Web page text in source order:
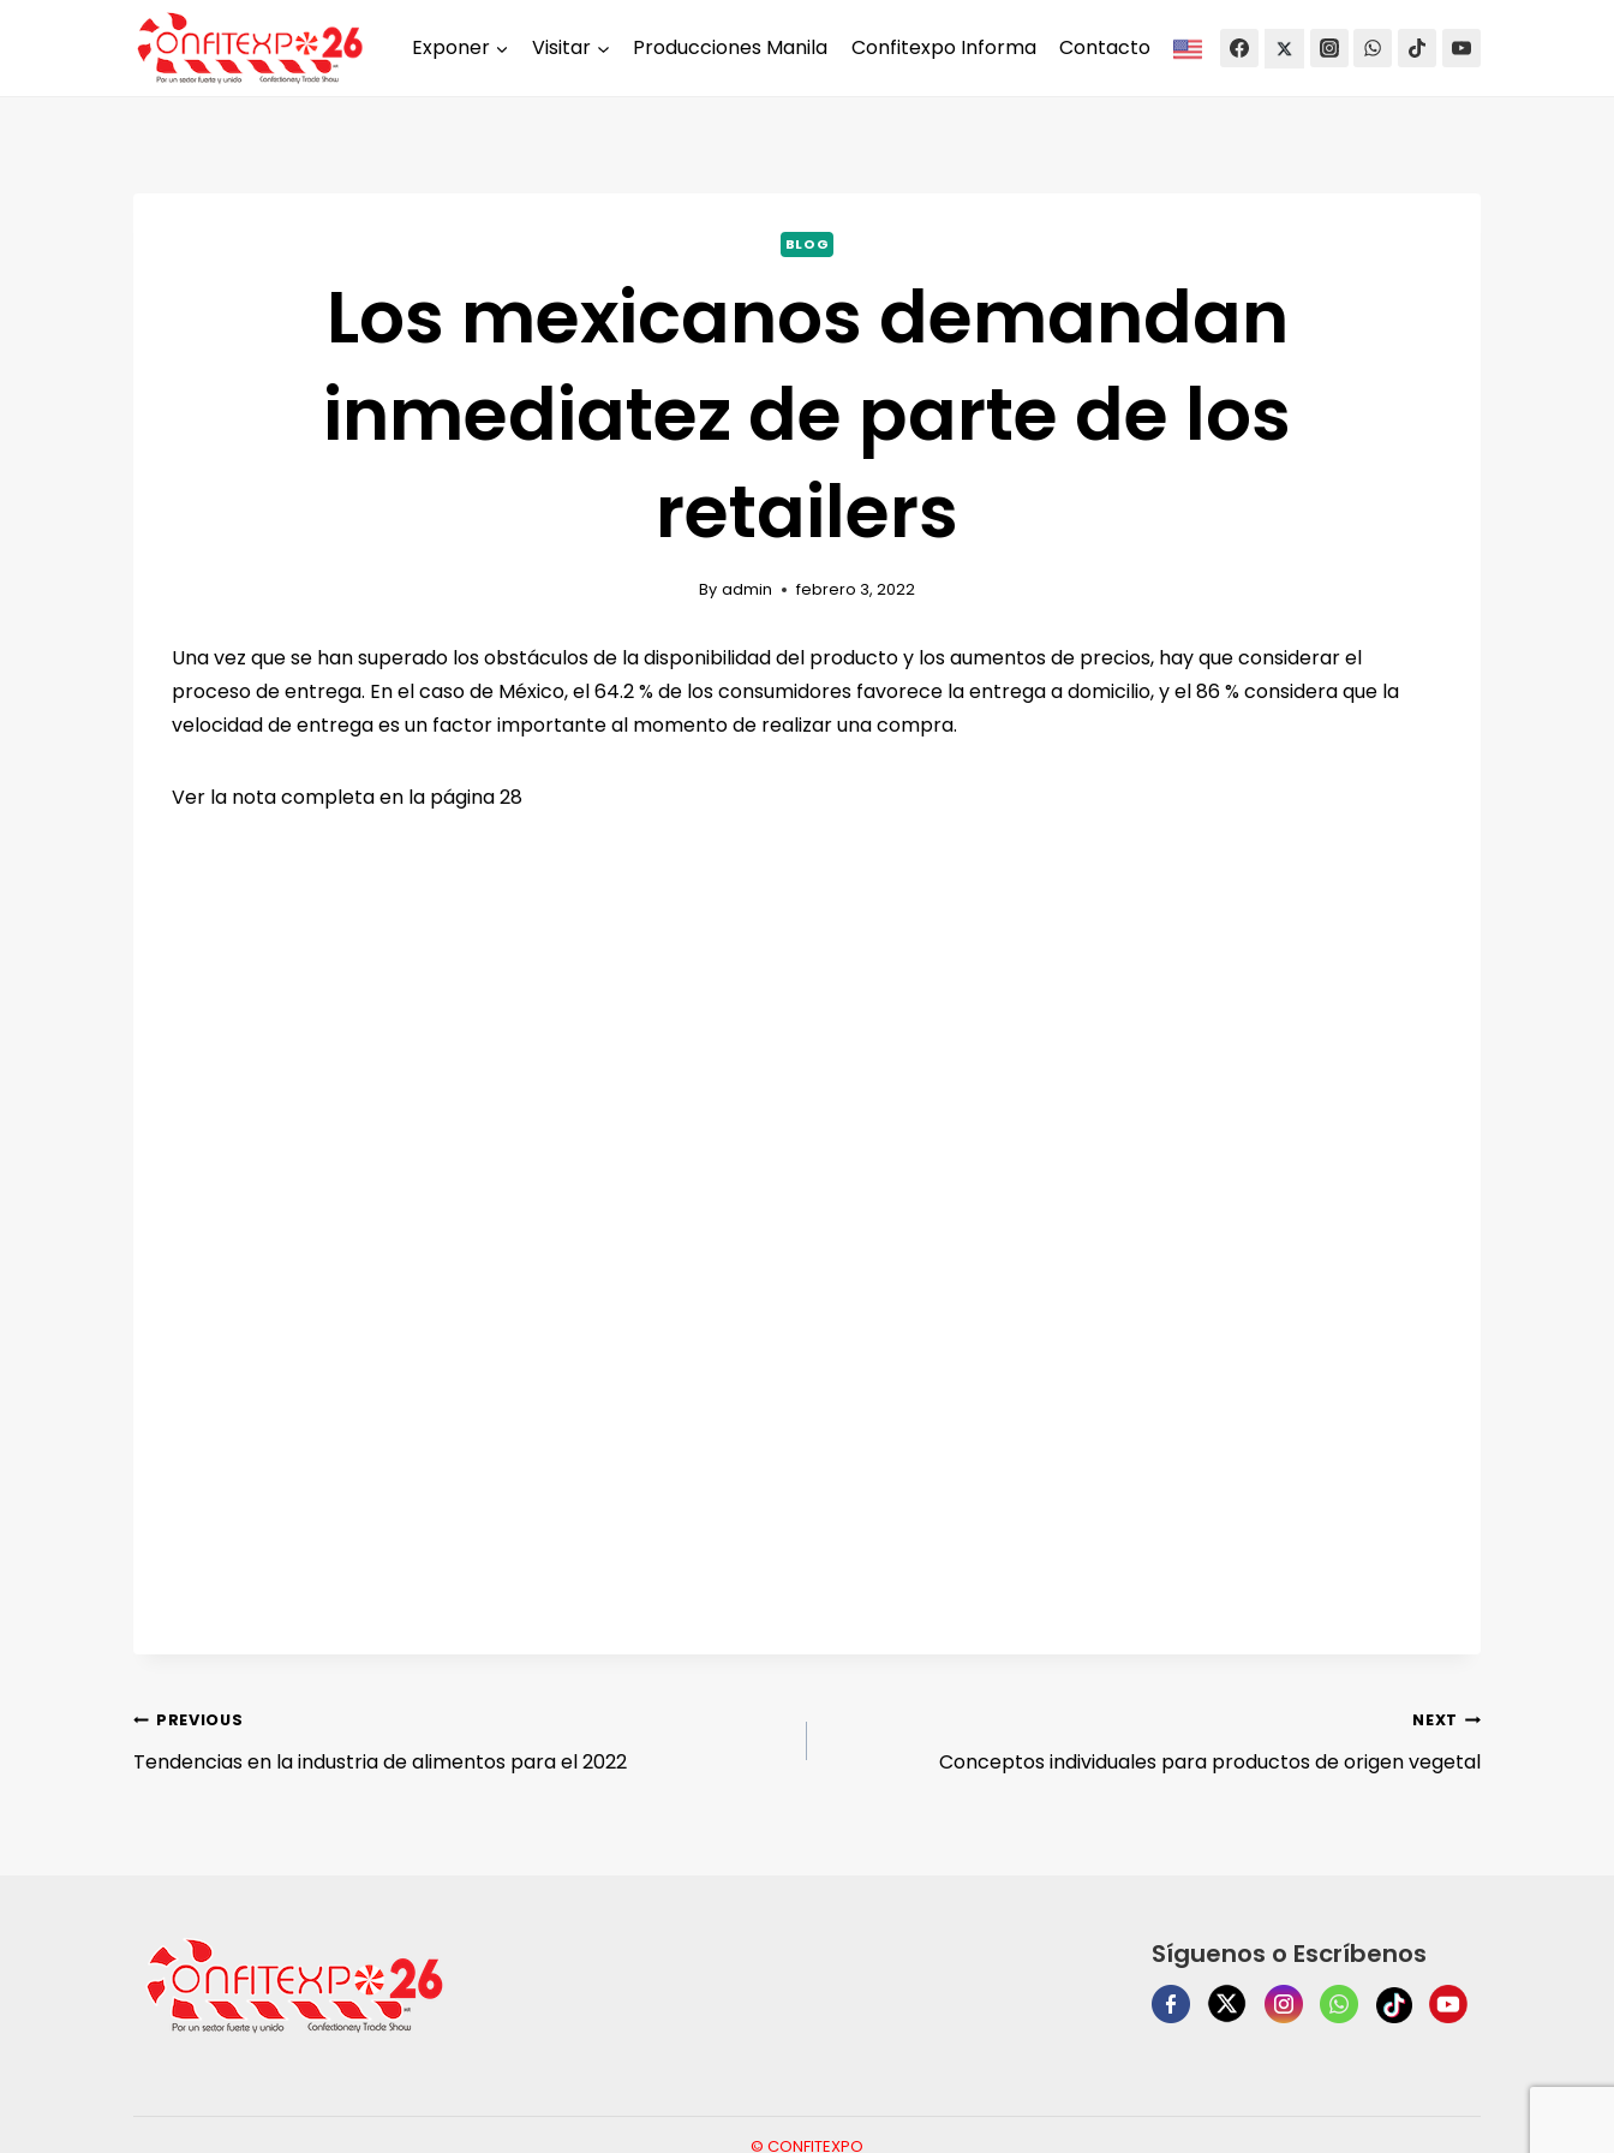
Exponer Visitar Producciones Manila Confitexpo Informa Contacto
BLOG
Los mexicanos demandan
inmediatez de parte de los
retailers
By admin febrero 3, 2022
Una vez que se han superado los obstáculos de la disponibilidad del producto y los aumentos de precios, hay que considerar el
proceso de entrega. En el caso de México, el 64.2 % de los consumidores favorece la entrega a domicilio, y el 86 % considera que la
velocidad de entrega es un factor importante al momento de realizar una compra.
Ver la nota completa en la página 28
PREVIOUS
Tendencias en la industria de alimentos para el 2022
NEXT
Conceptos individuales para productos de origen vegetal
Síguenos o Escríbenos
© CONFITEXPO